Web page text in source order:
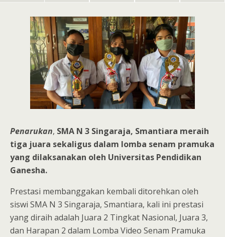
Penarukan, SMA N 3 Singaraja, Smantiara meraih
tiga juara sekaligus dalam lomba senam pramuka
yang dilaksanakan oleh Universitas Pendidikan
Ganesha.
Prestasi membanggakan kembali ditorehkan oleh
siswi SMA N 3 Singaraja, Smantiara, kali ini prestasi
yang diraih adalah Juara 2 Tingkat Nasional, Juara 3,
dan Harapan 2 dalam Lomba Video Senam Pramuka